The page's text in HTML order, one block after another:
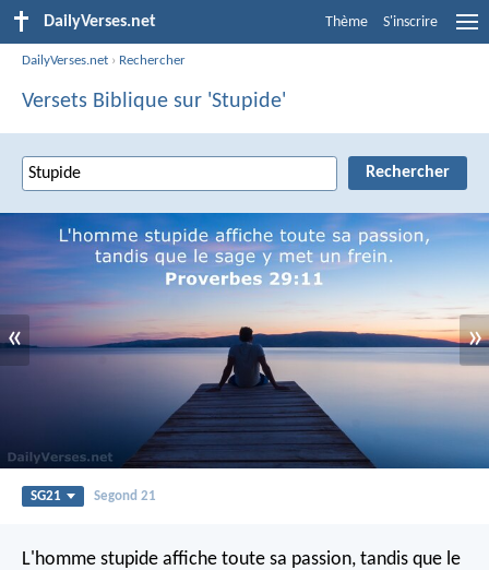
DailyVerses.net Thème S'inscrire
DailyVerses.net › Rechercher
Versets Biblique sur 'Stupide'
« »
SG21 Segond 21
L'homme stupide affiche toute sa passion, tandis que le